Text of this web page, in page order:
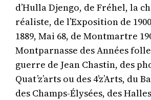
d’Hulla Djengo, de Fréhel, la
réaliste, de l’Exposition de
1889, Mai 68, de Montmartre
Montparnasse des Années
guerre de Jean Chastin, des
Quat’z’arts ou des 4’z’Arts, du
des Champs-Élysées, des